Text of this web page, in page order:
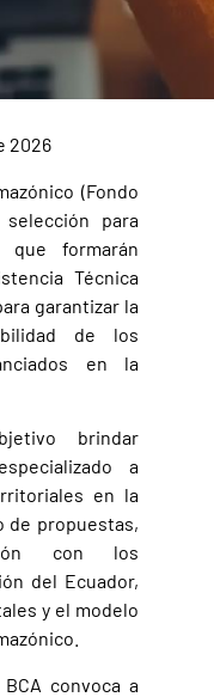
2026
(Fondo
para
que formarán
Técnica
garantizar la
de los
en la
brindar
a
en la
de propuestas,
con los
del Ecuador,
y el modelo
convoca a